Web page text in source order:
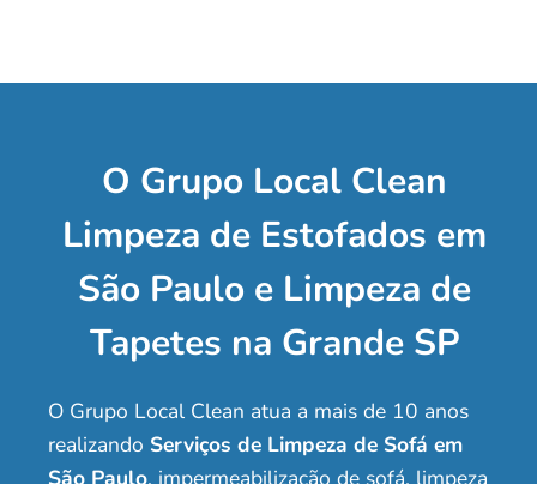
O Grupo Local Clean
Limpeza de Estofados em
São Paulo e Limpeza de
Tapetes na Grande SP
O Grupo Local Clean atua a mais de 10 anos
realizando Serviços de Limpeza de Sofá em